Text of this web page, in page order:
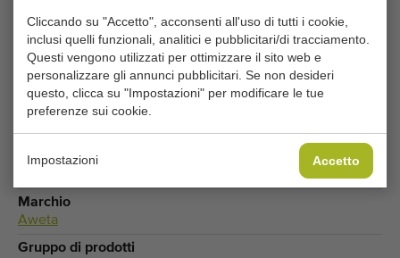
Cliccando su "Accetto", acconsenti all'uso di tutti i cookie,
inclusi quelli funzionali, analitici e pubblicitari/di tracciamento.
Questi vengono utilizzati per ottimizzare il sito web e
personalizzare gli annunci pubblicitari. Se non desideri
questo, clicca su "Impostazioni" per modificare le tue
preferenze sui cookie.
Impostazioni Accetto
per accedere a questa parte.
MODIFICA LE IMPOSTAZIONI DEI COOKIE
Tipo
Marchio
Aweta
Gruppo di prodotti